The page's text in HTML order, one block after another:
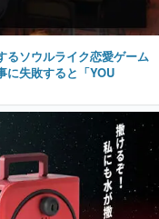
るソウルライク恋愛ゲーム
に失敗すると「YOU